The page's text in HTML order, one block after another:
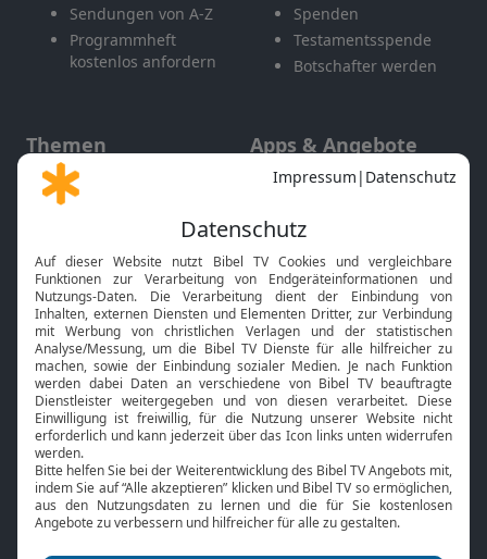
Sendungen von A-Z
Programmheft
kostenlos anfordern
Spenden
Testamentsspende
Botschafter werden
Themen
Gott und Bibel erklärt
Neuigkeiten
Apps & Angebote
Mobile App
Smart TV
HbbTV
Bibelthek Online-Bibel
Nächster Gottesdienst
Bibel TV
Über uns
Jobs
Service
Kontakt
TV-Empfang